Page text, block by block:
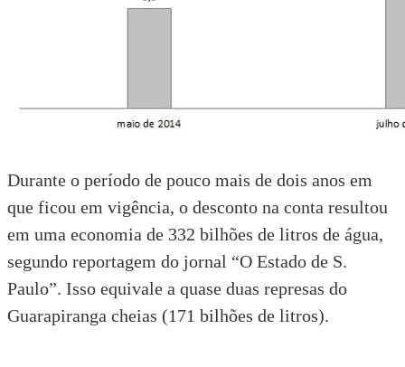
Durante o período de pouco mais de dois anos em
que ficou em vigência, o desconto na conta resultou
em uma economia de 332 bilhões de litros de água,
segundo reportagem do jornal “O Estado de S.
Paulo”. Isso equivale a quase duas represas do
Guarapiranga cheias (171 bilhões de litros).